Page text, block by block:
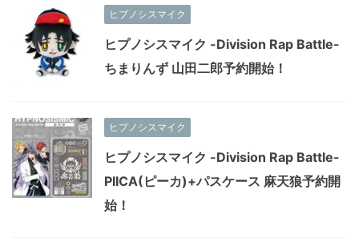
ヒプノシスマイク
ヒプノシスマイク -Division Rap Battle-
ちまりんず 山田二郎予約開始！
ヒプノシスマイク
ヒプノシスマイク -Division Rap Battle-
PIICA(ピーカ)+パスケース 麻天狼予約開
始！